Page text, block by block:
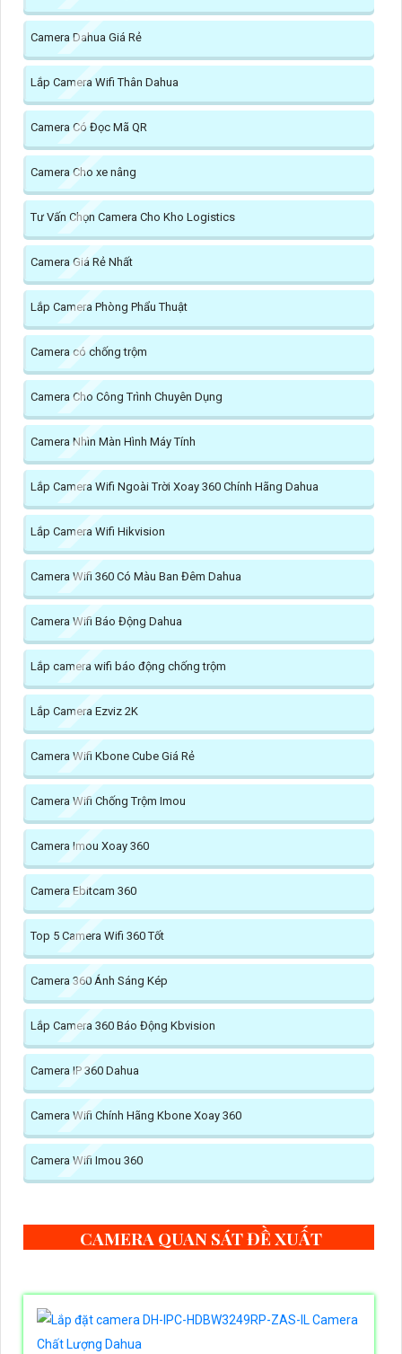
Camera Dahua Giá Rẻ
Lắp Camera Wifi Thân Dahua
Camera Có Đọc Mã QR
Camera Cho xe nâng
Tư Vấn Chọn Camera Cho Kho Logistics
Camera Giá Rẻ Nhất
Lắp Camera Phòng Phẩu Thuật
Camera có chống trộm
Camera Cho Công Trình Chuyên Dụng
Camera Nhìn Màn Hình Máy Tính
Lắp Camera Wifi Ngoài Trời Xoay 360 Chính Hãng Dahua
Lắp Camera Wifi Hikvision
Camera Wifi 360 Có Màu Ban Đêm Dahua
Camera Wifi Báo Động Dahua
Lắp camera wifi báo động chống trộm
Lắp Camera Ezviz 2K
Camera Wifi Kbone Cube Giá Rẻ
Camera Wifi Chống Trộm Imou
Camera Imou Xoay 360
Camera Ebitcam 360
Top 5 Camera Wifi 360 Tốt
Camera 360 Ánh Sáng Kép
Lắp Camera 360 Báo Động Kbvision
Camera IP 360 Dahua
Camera Wifi Chính Hãng Kbone Xoay 360
Camera Wifi Imou 360
CAMERA QUAN SÁT ĐỀ XUẤT